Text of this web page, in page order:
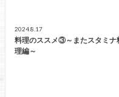
2024.8.17
料理のススメ③～またスタミナ
理編～